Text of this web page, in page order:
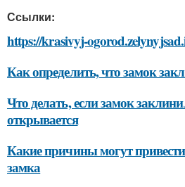
Ссылки:
https://krasivyj-
Как определить, что замок
Что делать, если замок
открывается
Какие причины могут
замка